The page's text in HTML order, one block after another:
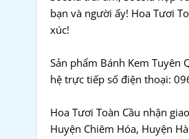
bạn và người ấy! Hoa Tươi
xúc!
Sản phẩm Bánh Kem
hệ trực tiếp số điện thoại:
Hoa Tươi Toàn Cầu nhận
Huyện Chiêm Hóa, Huyện